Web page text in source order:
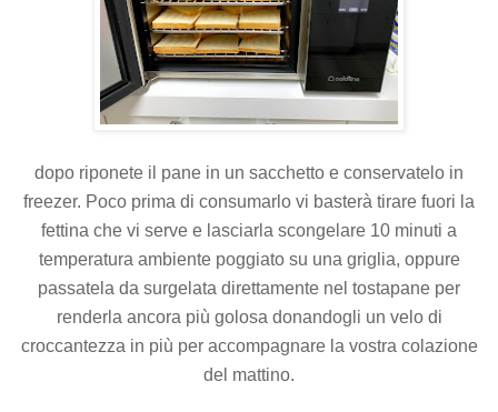
dopo riponete il pane in un sacchetto e conservatelo in
freezer. Poco prima di consumarlo vi basterà tirare fuori la
fettina che vi serve e lasciarla scongelare 10 minuti a
temperatura ambiente poggiato su una griglia, oppure
passatela da surgelata direttamente nel tostapane per
renderla ancora più golosa donandogli un velo di
croccantezza in più per accompagnare la vostra colazione
del mattino.